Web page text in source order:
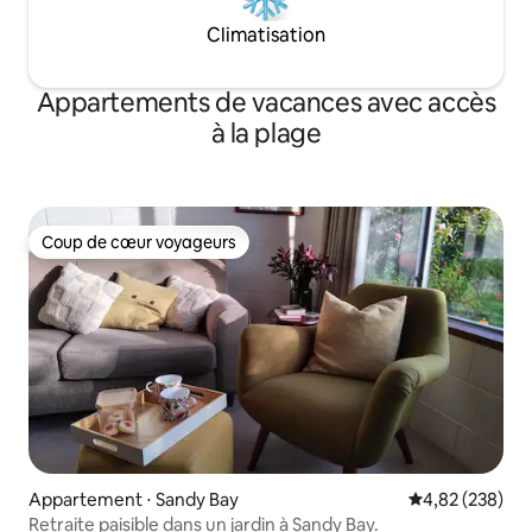
Climatisation
Appartements de vacances avec accès
à la plage
Coup de cœur voyageurs
Coup de cœur voyageurs
Appartement ⋅ Sandy Bay Évaluation
4,82 (238)
Retraite paisible dans un jardin à Sandy Bay.